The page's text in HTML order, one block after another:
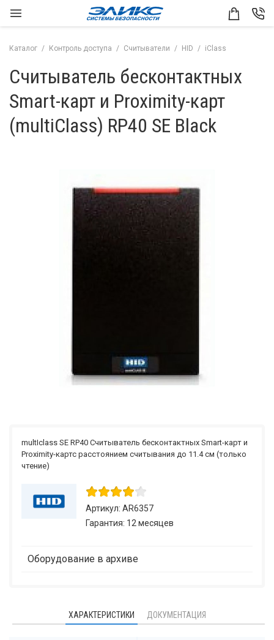
Каталог Контроль доступа Считыватели HID iClass
Считыватель бесконтактных
Smart-карт и Proximity-карт
(multiClass) RP40 SE Black
multIclass SE RP40 Считыватель бесконтактных Smart-карт и
Proximity-картс расстоянием считывания до 11.4 см (только
чтение)
Артикул: AR6357
Гарантия: 12 месяцев
Оборудование в архиве
ХАРАКТЕРИСТИКИ ДОКУМЕНТАЦИЯ